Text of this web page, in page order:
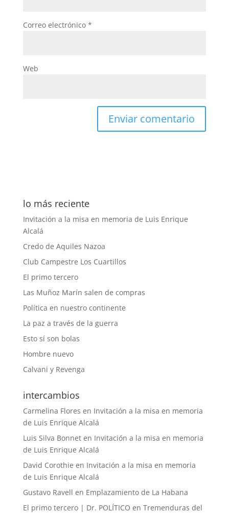
Correo electrónico *
Web
lo más reciente
Invitación a la misa en memoria de Luis Enrique
Alcalá
Credo de Aquiles Nazoa
Club Campestre Los Cuartillos
El primo tercero
Las Muñoz Marín salen de compras
Política en nuestro continente
La paz a través de la guerra
Esto sí son bolas
Hombre nuevo
Calvani y Revenga
intercambios
Carmelina Flores en Invitación a la misa en memoria
de Luis Enrique Alcalá
Luis Silva Bonneten Invitación a la misa en memoria
de Luis Enrique Alcalá
David Corothie en Invitación a la misa en memoria
de Luis Enrique Alcalá
Gustavo Ravell en Emplazamiento de La Habana
El primo tercero | Dr. POLÍTICO en Tremenduras del